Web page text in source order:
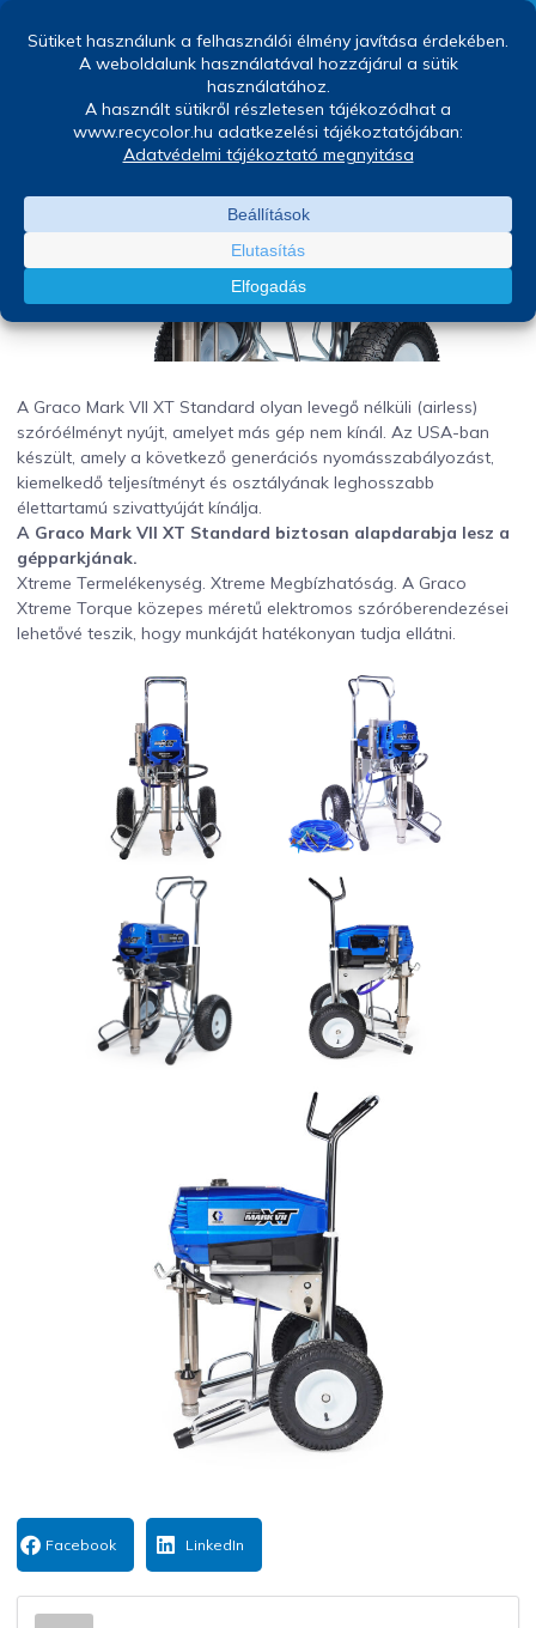
Graco Mark VII XT
Standard
Jakusovszky Ágnes április 9, 2024
A Graco Mark VII XT Standard olyan levegő nélküli (airless)
szóróélményt nyújt, amelyet más gép nem kínál. Az USA-ban
készült, amely a következő generációs nyomásszabályozást,
kiemelkedő teljesítményt és osztályának leghosszabb
élettartamú szivattyúját kínálja.
A Graco Mark VII XT Standard biztosan alapdarabja lesz a
gépparkjának.
Xtreme Termelékenység. Xtreme Megbízhatóság. A Graco
Xtreme Torque közepes méretű elektromos szóróberendezései
lehetővé teszik, hogy munkáját hatékonyan tudja ellátni.
Facebook LinkedIn